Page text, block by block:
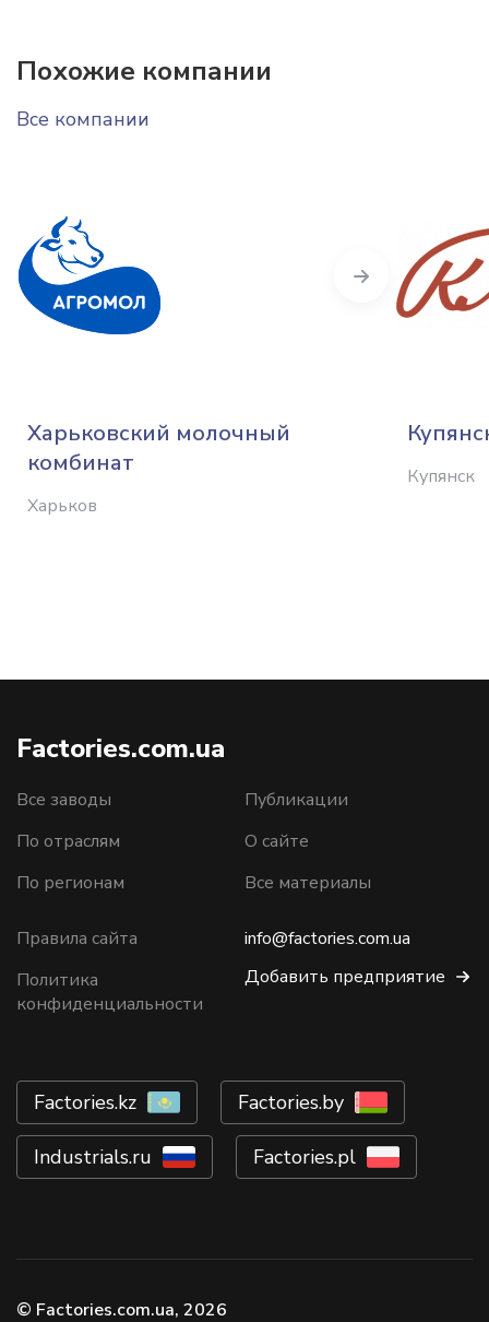
Похожие компании
Все компании
Харьковский молочный
комбинат
Харьков
Купянск
Next
Factories.com.ua
Все заводы
По отраслям
По регионам
Публикации
О сайте
Все материалы
Правила сайта
Политика
конфиденциальности
info@factories.com.ua
Добавить предприятие
Factories.kz Factories.by
Industrials.ru Factories.pl
© Factories.com.ua, 2026